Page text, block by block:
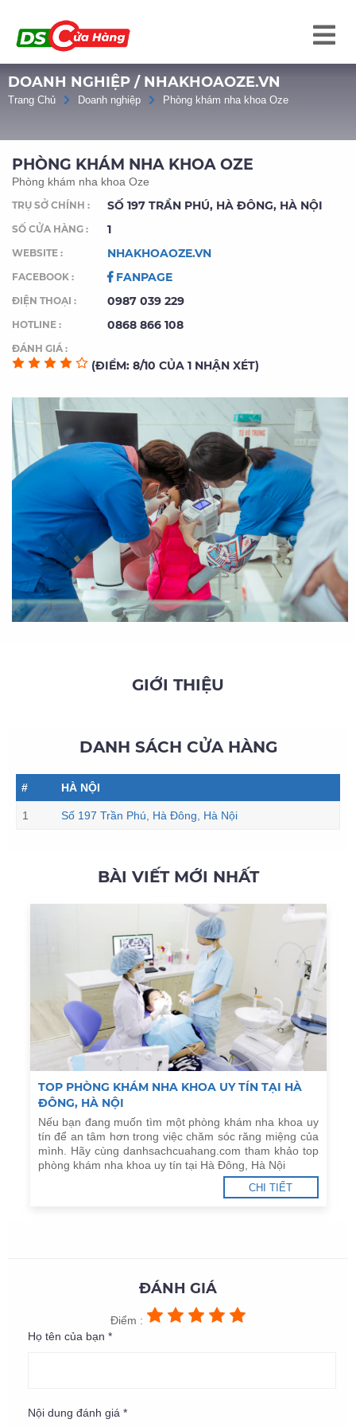
DOANH NGHIỆP / NHAKHOAOZE.VN
Trang Chủ Doanh nghiệp Phòng khám nha khoa Oze
PHÒNG KHÁM NHA KHOA OZE
Phòng khám nha khoa Oze
TRỤ SỞ CHÍNH : SỐ 197 TRẦN PHÚ, HÀ ĐÔNG, HÀ NỘI
SỐ CỬA HÀNG : 1
WEBSITE : NHAKHOAOZE.VN
FACEBOOK : FANPAGE
ĐIỆN THOẠI : 0987 039 229
HOTLINE : 0868 866 108
ĐÁNH GIÁ :
(ĐIỂM: 8/10 CỦA 1 NHẬN XÉT)
GIỚI THIỆU
DANH SÁCH CỬA HÀNG
# HÀ NỘI
1 Số 197 Trần Phú, Hà Đông, Hà Nội
BÀI VIẾT MỚI NHẤT
TOP PHÒNG KHÁM NHA KHOA UY TÍN TẠI HÀ
ĐÔNG, HÀ NỘI
Nếu bạn đang muốn tìm một phòng khám nha khoa uy
tín để an tâm hơn trong việc chăm sóc răng miệng của
mình. Hãy cùng danhsachcuahang.com tham khảo top
phòng khám nha khoa uy tín tại Hà Đông, Hà Nội
CHI TIẾT
ĐÁNH GIÁ
Điểm :
Họ tên của bạn *
Nội dung đánh giá *